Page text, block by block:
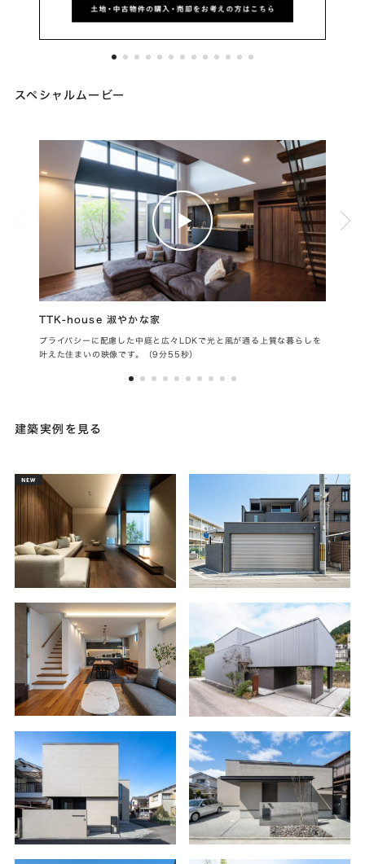
スペシャルムービー
TTK-house 淑やかな家
プライバシーに配慮した中庭と広々LDKで光と風が通る上質な暮らしを
叶えた住まいの映像です。（9分55秒）
建築実例を見る